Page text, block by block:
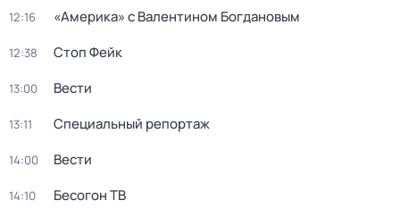
12:16 «Америка» с Валентином Богдановым
12:38 Стоп Фейк
13:00 Вести
13:11 Специальный репортаж
14:00 Вести
14:10 Бесогон ТВ